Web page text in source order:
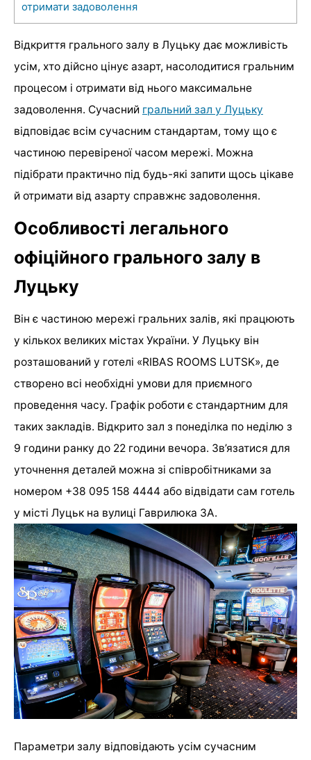
отримати задоволення
Відкриття грального залу в Луцьку дає можливість
усім, хто дійсно цінує азарт, насолодитися гральним
процесом і отримати від нього максимальне
задоволення. Сучасний гральний зал у Луцьку
відповідає всім сучасним стандартам, тому що є
частиною перевіреної часом мережі. Можна
підібрати практично під будь-які запити щось цікаве
й отримати від азарту справжнє задоволення.
Особливості легального
офіційного грального залу в
Луцьку
Він є частиною мережі гральних залів, які працюють
у кількох великих містах України. У Луцьку він
розташований у готелі «RIBAS ROOMS LUTSK», де
створено всі необхідні умови для приємного
проведення часу. Графік роботи є стандартним для
таких закладів. Відкрито зал з понеділка по неділю з
9 години ранку до 22 години вечора. Зв’язатися для
уточнення деталей можна зі співробітниками за
номером +38 095 158 4444 або відвідати сам готель
у місті Луцьк на вулиці Гаврилюка 3А.
Параметри залу відповідають усім сучасним